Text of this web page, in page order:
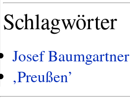
Schlagwörter
Josef Baumgartner
‚Preußen’